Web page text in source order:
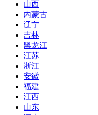
山西
内蒙古
辽宁
吉林
黑龙江
江苏
浙江
安徽
福建
江西
山东